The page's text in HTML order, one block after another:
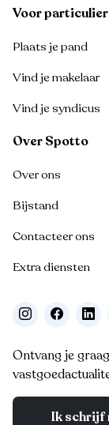
Voor
Plaats je pand
Vind je makelaar
Vind je syndicus
Over Spotto
Over ons
Bijstand
Contacteer ons
Extra diensten
Ontvang je
Ik schrijf